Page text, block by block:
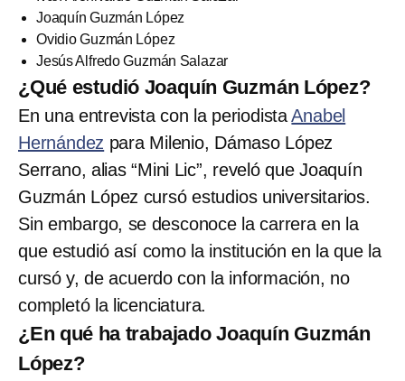
Joaquín Guzmán López
Ovidio Guzmán López
Jesús Alfredo Guzmán Salazar
¿Qué estudió Joaquín Guzmán López?
En una entrevista con la periodistaAnabel
Hernández para Milenio, Dámaso López
Serrano, alias “Mini Lic”, reveló que Joaquín
Guzmán López cursó estudios universitarios.
Sin embargo, se desconoce la carrera en la
que estudió así como la institución en la que la
cursó y, de acuerdo con la información, no
completó la licenciatura.
¿En qué ha trabajado Joaquín Guzmán
López?